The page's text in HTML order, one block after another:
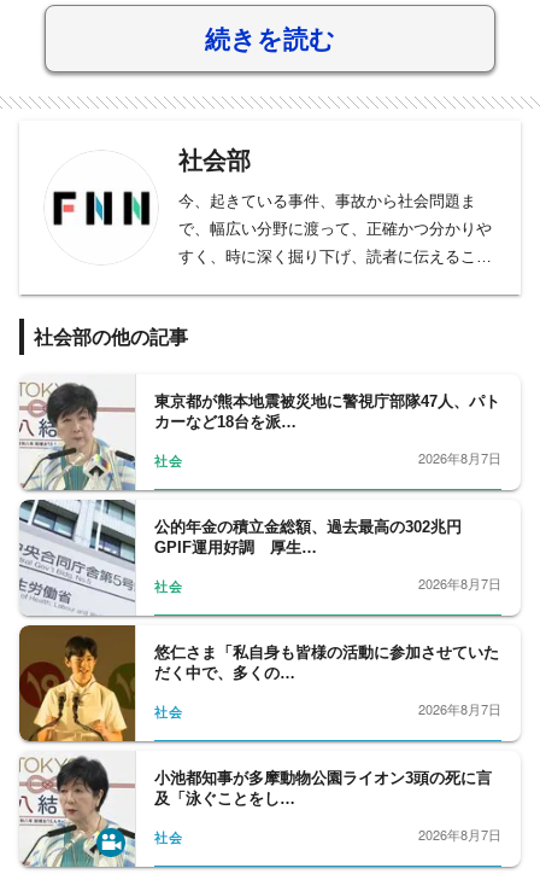
続きを読む
社会部
今、起きている事件、事故から社会問題ま
で、幅広い分野に渡って、正確かつ分かりや
すく、時に深く掘り下げ、読者に伝えること
交通･国土、教育、科学、宇宙、災害・防災
皇室の動向、都政から首都圏自治体の行政も
担当。社会問題、調査報道については、分野
の垣根を越えて取材に取り組んでいます。
社会部の他の記事
東京都が熊本地震被災地に警視庁部隊47人、パト
カーなど18台を派…
社会 2026年8月7日
公的年金の積立金総額、過去最高の302兆円
GPIF運用好調 厚生…
社会 2026年8月7日
悠仁さま「私自身も皆様の活動に参加させていた
だく中で、多くの…
社会 2026年8月7日
小池都知事が多摩動物公園ライオン3頭の死に言
及「泳ぐことをし…
社会 2026年8月7日